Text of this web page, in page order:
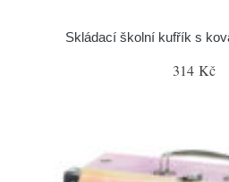
Skládací školní kufřík s
314 Kč